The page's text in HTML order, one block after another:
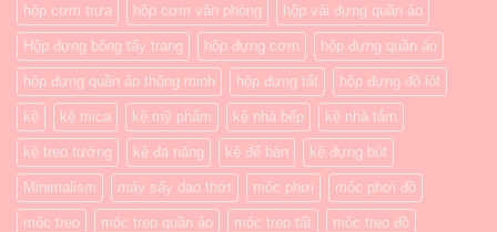
hộp cơm trưa hộp cơm văn phòng hộp vải đựng quần áo
Hộp đựng bông tẩy trang hộp đựng cơm hộp đựng quần áo
hộp đựng quần áo thông minh hộp đựng tất hộp đựng đồ lót
kệ kệ mica kệ mỹ phẩm kệ nhà bếp kệ nhà tắm
kệ treo tường kệ đa năng kệ để bàn kệ đựng bút
Minimalism máy sấy dao thớt móc phơi móc phơi đồ
móc treo móc treo quần áo móc treo tất móc treo đồ